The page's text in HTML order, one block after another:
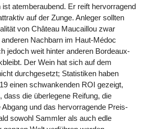
atemberaubend. Er reift hervorragend
auf der Zunge. Anleger sollten
von Château Maucaillou zwar
Nachbarn im Haut-Médoc
jedoch weit hinter anderen Bordeaux-
Der Wein hat sich auf dem
durchgesetzt; Statistiken haben
einen schwankenden ROI gezeigt,
dass die überlegene Reifung, die
und das hervorragende Preis-
sowohl Sammler als auch edle